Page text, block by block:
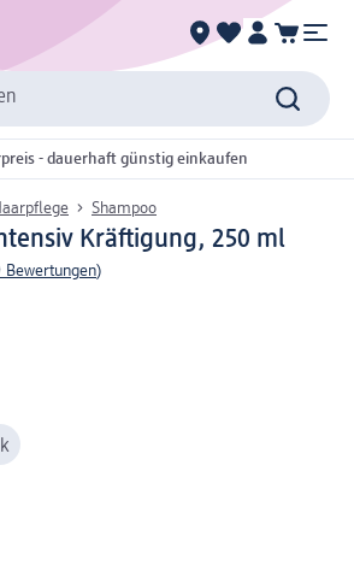
- dauerhaft günstig einkaufen
Shampoo
Kräftigung, 250 ml
Bewertungen)